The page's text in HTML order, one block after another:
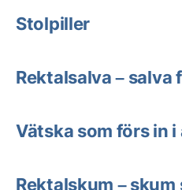
Stolpiller
Rektalsalva – salva
Vätska som förs in
Rektalskum – skum